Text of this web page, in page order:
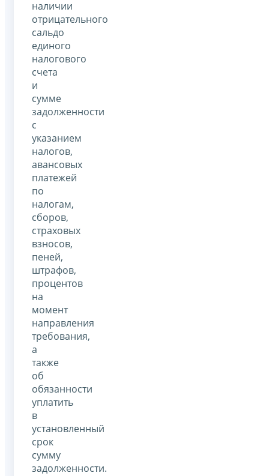
наличии
отрицательного
сальдо
единого
налогового
счета
и
сумме
задолженности
с
указанием
налогов,
авансовых
платежей
по
налогам,
сборов,
страховых
взносов,
пеней,
штрафов,
процентов
на
момент
направления
требования,
а
также
об
обязанности
уплатить
в
установленный
срок
сумму
задолженности.